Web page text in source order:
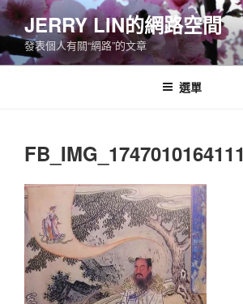
跳
至
主
要
JERRY LIN的網路空間
發表個人有關“網路”的文章
選單
FB_IMG_1747010164111